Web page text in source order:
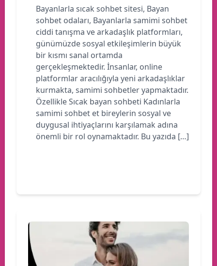
Bayanlarla sıcak sohbet sitesi, Bayan
sohbet odaları, Bayanlarla samimi sohbet
ciddi tanışma ve arkadaşlık platformları,
günümüzde sosyal etkileşimlerin büyük
bir kısmı sanal ortamda
gerçekleşmektedir. İnsanlar, online
platformlar aracılığıyla yeni arkadaşlıklar
kurmakta, samimi sohbetler yapmaktadır.
Özellikle Sıcak bayan sohbeti Kadınlarla
samimi sohbet et bireylerin sosyal ve
duygusal ihtiyaçlarını karşılamak adına
önemli bir rol oynamaktadır. Bu yazıda […]